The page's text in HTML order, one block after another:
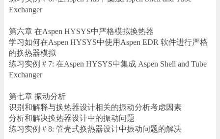
Exchanger
第六章 在Aspen HYSYS中严格模拟换热器
学习如何在Aspen HYSYS中使用Aspen EDR 软件进行严格
的换热器模拟
练习实例 # 7: 在Aspen HYSYS中集成 Aspen Shell and Tube
Exchanger
第七章 振动分析
识别和解释与换热器设计相关的振动分析考虑因素
分析和解决换热器设计中的振动问题
练习实例 # 8: 管壳式换热器设计中振动问题的解决